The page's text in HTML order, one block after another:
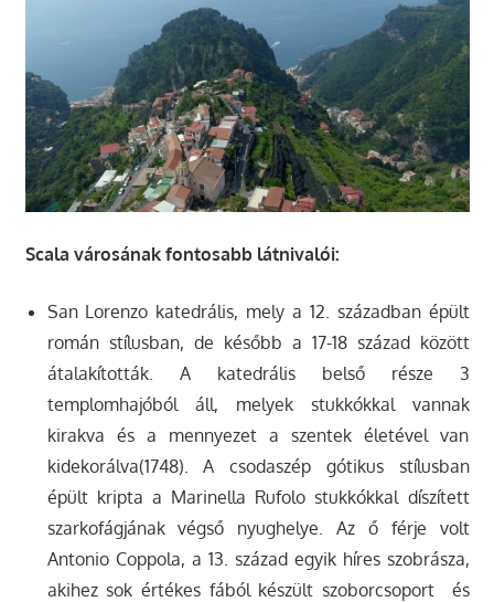
Scala városának fontosabb látnivalói:
San Lorenzo katedrális, mely a 12. században épült
román stílusban, de később a 17-18 század között
átalakították. A katedrális belső része 3
templomhajóból áll, melyek stukkókkal vannak
kirakva és a mennyezet a szentek életével van
kidekorálva(1748). A csodaszép gótikus stílusban
épült kripta a Marinella Rufolo stukkókkal díszített
szarkofágjának végső nyughelye. Az ő férje volt
Antonio Coppola, a 13. század egyik híres szobrásza,
akihez sok értékes fából készült szoborcsoport és